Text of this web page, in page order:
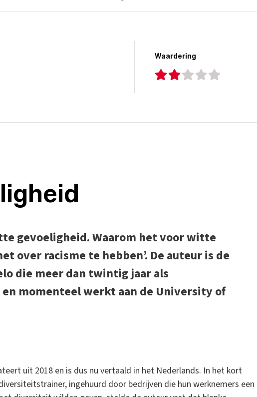
Waardering
gevoeligheid. Waarom het voor witte
over racisme te hebben’. De auteur is de
die meer dan twintig jaar als
momenteel werkt aan de University of
uit 2018 en is dus nu vertaald in het Nederlands. In het kort
ingehuurd door bedrijven die hun werknemers een